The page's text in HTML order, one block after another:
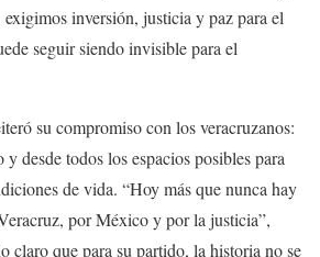
exigimos inversión, justicia y paz para el
seguir siendo invisible para el
su compromiso con los veracruzanos:
y desde todos los espacios posibles para
de vida. “Hoy más que nunca hay
por México y por la justicia”,
claro que para su partido, la historia no se